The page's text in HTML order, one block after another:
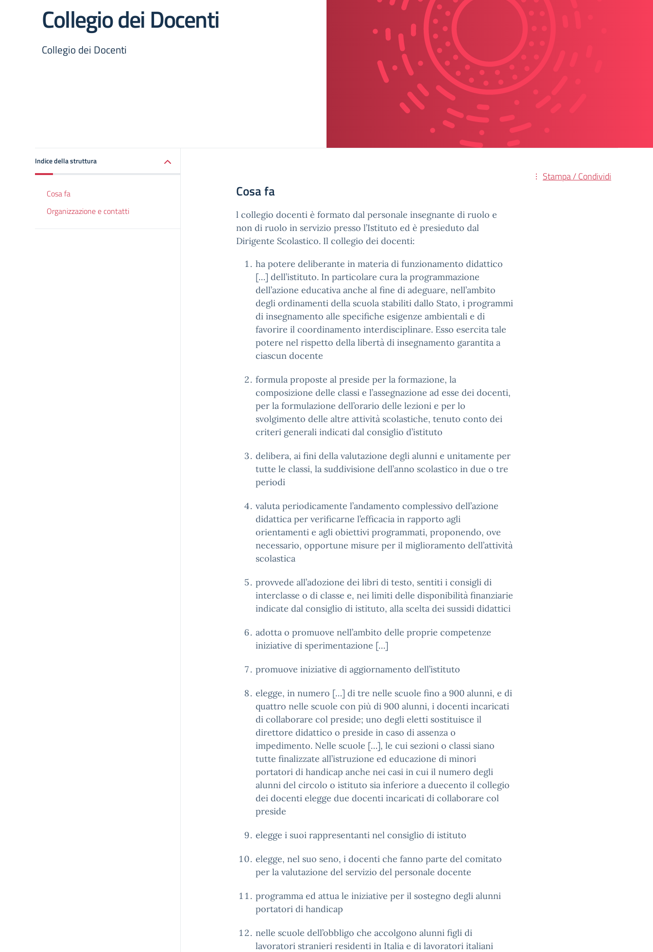
Collegio dei Docenti
Collegio dei Docenti
Indice della struttura
Cosa fa
Organizzazione e contatti
Stampa / Condividi
Cosa fa
l collegio docenti è formato dal personale insegnante di ruolo e
non di ruolo in servizio presso l’Istituto ed è presieduto dal
Dirigente Scolastico. Il collegio dei docenti:
ha potere deliberante in materia di funzionamento didattico
[…] dell’istituto. In particolare cura la programmazione
dell’azione educativa anche al fine di adeguare, nell’ambito
degli ordinamenti della scuola stabiliti dallo Stato, i programmi
di insegnamento alle specifiche esigenze ambientali e di
favorire il coordinamento interdisciplinare. Esso esercita tale
potere nel rispetto della libertà di insegnamento garantita a
ciascun docente
formula proposte al preside per la formazione, la
composizione delle classi e l’assegnazione ad esse dei docenti,
per la formulazione dell’orario delle lezioni e per lo
svolgimento delle altre attività scolastiche, tenuto conto dei
criteri generali indicati dal consiglio d’istituto
delibera, ai fini della valutazione degli alunni e unitamente per
tutte le classi, la suddivisione dell’anno scolastico in due o tre
periodi
valuta periodicamente l’andamento complessivo dell’azione
didattica per verificarne l’efficacia in rapporto agli
orientamenti e agli obiettivi programmati, proponendo, ove
necessario, opportune misure per il miglioramento dell’attività
scolastica
provvede all’adozione dei libri di testo, sentiti i consigli di
interclasse o di classe e, nei limiti delle disponibilità finanziarie
indicate dal consiglio di istituto, alla scelta dei sussidi didattici
adotta o promuove nell’ambito delle proprie competenze
iniziative di sperimentazione […]
promuove iniziative di aggiornamento dell’istituto
elegge, in numero […] di tre nelle scuole fino a 900 alunni, e di
quattro nelle scuole con più di 900 alunni, i docenti incaricati
di collaborare col preside; uno degli eletti sostituisce il
direttore didattico o preside in caso di assenza o
impedimento. Nelle scuole […], le cui sezioni o classi siano
tutte finalizzate all’istruzione ed educazione di minori
portatori di handicap anche nei casi in cui il numero degli
alunni del circolo o istituto sia inferiore a duecento il collegio
dei docenti elegge due docenti incaricati di collaborare col
preside
elegge i suoi rappresentanti nel consiglio di istituto
elegge, nel suo seno, i docenti che fanno parte del comitato
per la valutazione del servizio del personale docente
programma ed attua le iniziative per il sostegno degli alunni
portatori di handicap
nelle scuole dell’obbligo che accolgono alunni figli di
lavoratori stranieri residenti in Italia e di lavoratori italiani